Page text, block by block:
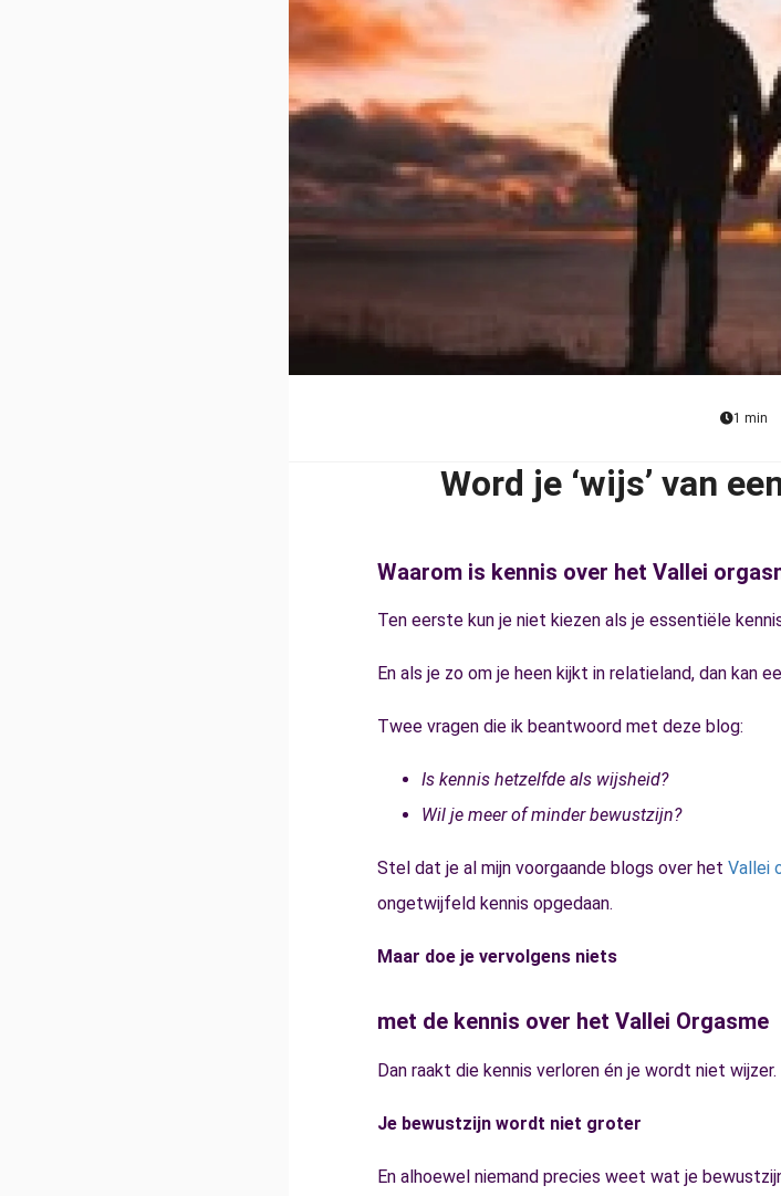
1 min
Word je ‘wijs’ van
Waarom is kennis over het Vallei
Ten eerste kun je niet kiezen als je essentiële
En als je zo om je heen kijkt in relatieland, dan kan
Twee vragen die ik beantwoord met deze blog:
Is kennis hetzelfde als wijsheid?
Wil je meer of minder bewustzijn?
Stel dat je al mijn voorgaande blogs over het Vallei
ongetwijfeld kennis opgedaan.
Maar doe je vervolgens niets
met de kennis over het Vallei Orgasme
Dan raakt die kennis verloren én je wordt niet wijzer.
Je bewustzijn wordt niet groter
En alhoewel niemand precies weet wat je